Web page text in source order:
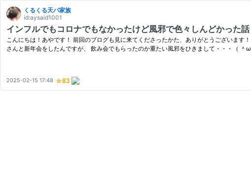
くるくる天パ家族
id:aysaid1001
インフルでもコロナでもなかったけど風邪で色々しんどかった話
こんにちは！あやです！ 前回のブログも見に来てくださったかた、ありがとうございま
さんと新年会をしたんですが、 飲み会でもらったのか重たい風邪をひきまして・・・（ ＾
2025-02-15 17:48